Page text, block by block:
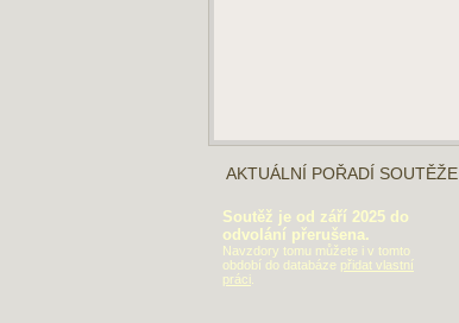
AKTUÁLNÍ POŘADÍ SOUTĚŽE
Soutěž je od září 2025 do
odvolání přerušena.
Navzdory tomu můžete i v tomto
období do databáze přidat vlastní
práci